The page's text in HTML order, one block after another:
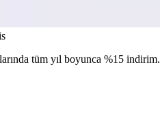
tüm yıl boyunca %15 indirim.